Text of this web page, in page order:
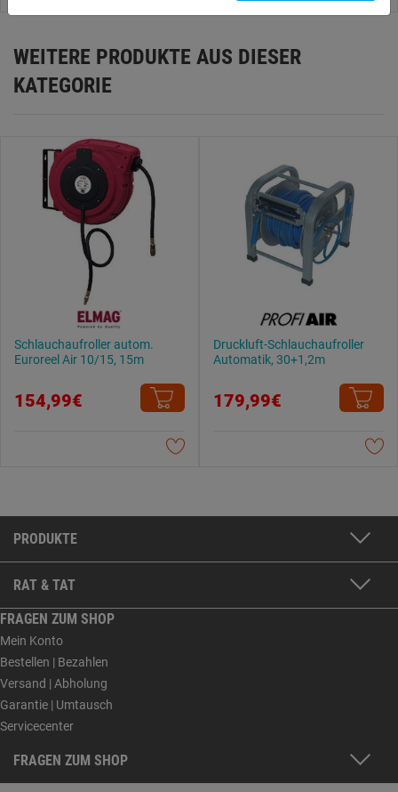
WEITERE PRODUKTE AUS DIESER
KATEGORIE
Schlauchaufroller autom.
Euroreel Air 10/15, 15m
154,99€
Druckluft-Schlauchaufroller
Automatik, 30+1,2m
179,99€
PRODUKTE
RAT & TAT
FRAGEN ZUM SHOP
Mein Konto
Bestellen | Bezahlen
Versand | Abholung
Garantie | Umtausch
Servicecenter
FRAGEN ZUM SHOP
du zulassen möchtest und welche nicht.
Datenschutzerklärung.